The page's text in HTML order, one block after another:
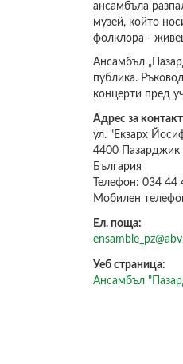
ансамбъла
музей, който
фолклора -
Ансамбъл
публика.
концерти пред
Адрес за
ул. "Екзарх
4400
Пазарджик
България
Телефон: 034 44
Мобилен
Ел. поща:
Уеб страница:
Ансамбъл